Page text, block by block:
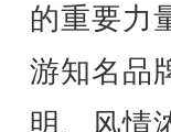
的重要力
游知名品
明、风情